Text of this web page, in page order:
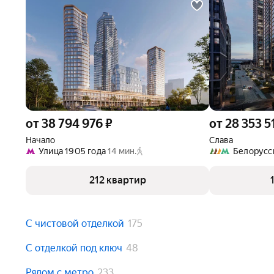
Возраст на момент погашения:
до 75 лет
от 38 794 976 ₽
Начало
Улица 1905 года 14 мин.
212 квартир
от 28 353
Слава
С чистовой отделкой 175
С отделкой под ключ 48